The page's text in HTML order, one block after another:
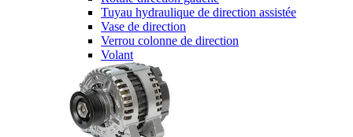
Tuyau hydraulique de direction assistée
Vase de direction
Verrou colonne de direction
Volant